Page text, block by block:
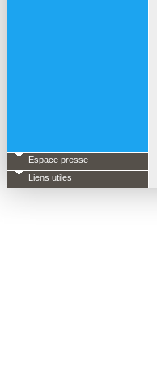
Espace presse
Liens utiles